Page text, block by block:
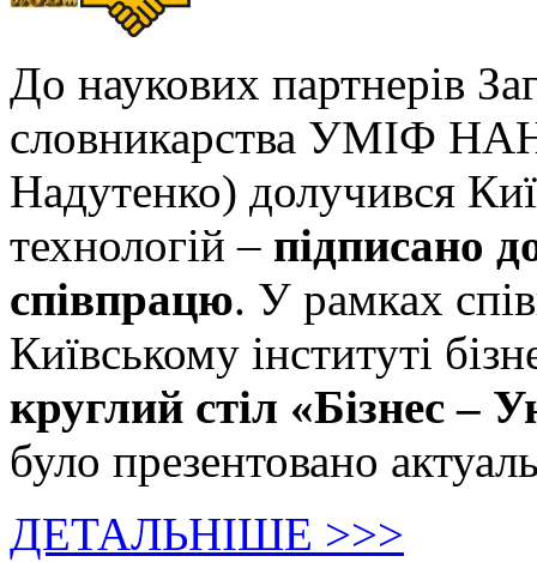
До наукових партнерів
словникарства УМІФ
Надутенко) долучився
технологій – підписано
співпрацю. У рамках
Київському інституті
круглий стіл «Бізнес –
було презентовано
ДЕТАЛЬНІШЕ >>>